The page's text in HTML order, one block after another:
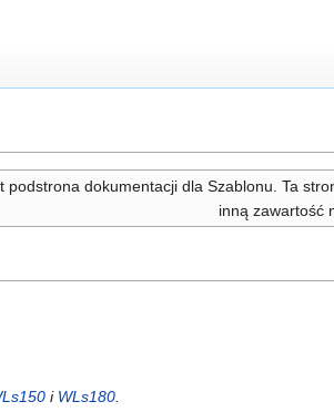
podstrona dokumentacji dla Szablonu. Ta
inną zawartość
i WLs180.